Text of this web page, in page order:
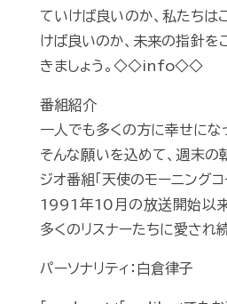
ていけば良いのか、私たちは
けば良いのか、未来の指針を
きましょう。◇◇info◇◇
番組紹介
一人でも多くの方に幸せにな
そんな願いを込めて、週末の
ジオ番組「天使のモーニングコ
1991年10月の放送開始以来
多くのリスナーたちに愛され
パーソナリティ：白倉律子